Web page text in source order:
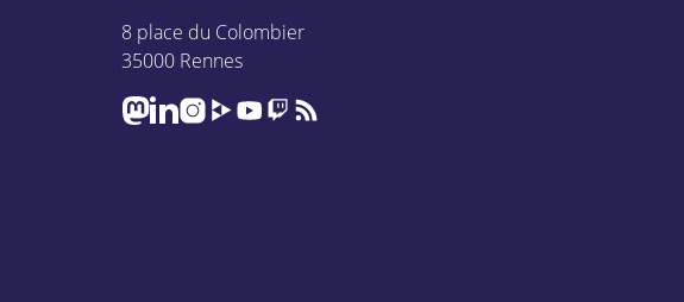
8 place du Colombier
35000 Rennes